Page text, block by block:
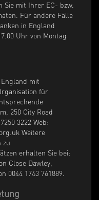
Sie mit Ihrer EC- bzw.
Für andere Fälle
in England
Uhr von Montag
mit
für
250 City Road
3222 Web:
Weitere
zu
erhalten Sie bei:
Close Dawley,
0044 1743 761889.